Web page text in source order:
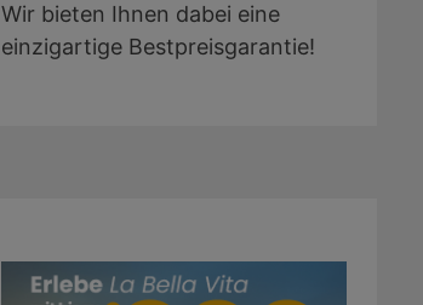
Wir bieten Ihnen dabei eine
einzigartige Bestpreisgarantie!